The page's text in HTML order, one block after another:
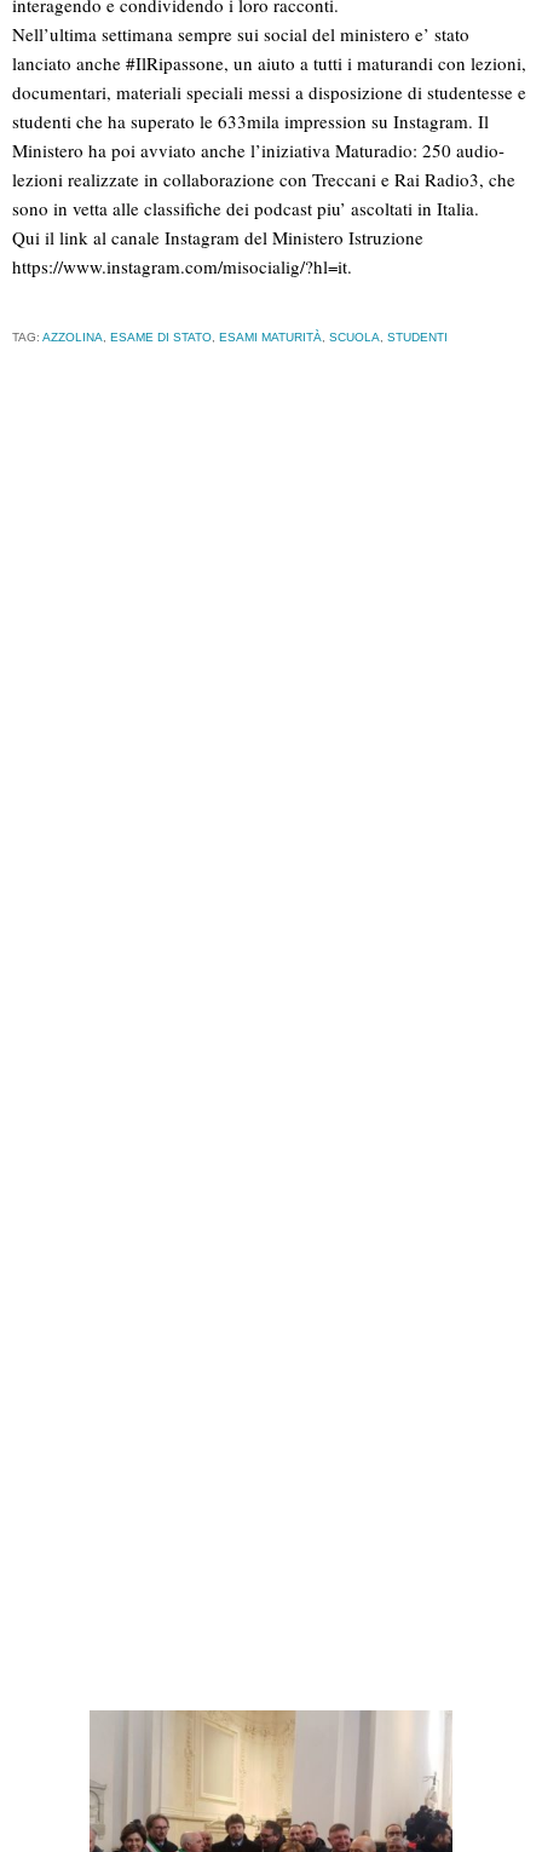
interagendo e condividendo i loro racconti.
Nell’ultima settimana sempre sui social del ministero e’ stato
lanciato anche #IlRipassone, un aiuto a tutti i maturandi con lezioni,
documentari, materiali speciali messi a disposizione di studentesse e
studenti che ha superato le 633mila impression su Instagram. Il
Ministero ha poi avviato anche l’iniziativa Maturadio: 250 audio-
lezioni realizzate in collaborazione con Treccani e Rai Radio3, che
sono in vetta alle classifiche dei podcast piu’ ascoltati in Italia.
Qui il link al canale Instagram del Ministero Istruzione
https://www.instagram.com/misocialig/?hl=it.
TAG: AZZOLINA, ESAME DI STATO, ESAMI MATURITÀ, SCUOLA, STUDENTI